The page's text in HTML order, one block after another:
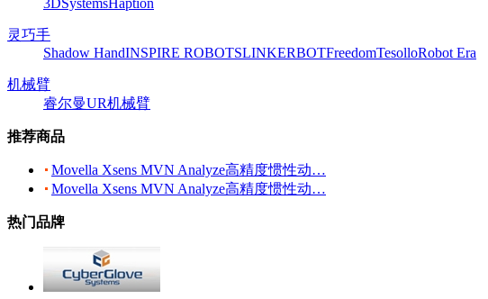
3DSystemsHaption
灵巧手
Shadow HandINSPIRE ROBOTSLINKERBOTFreedomTesolloRobot Era
机械臂
睿尔曼UR机械臂
推荐商品
Movella Xsens MVN Analyze高精度惯性动…
Movella Xsens MVN Analyze高精度惯性动…
热门品牌